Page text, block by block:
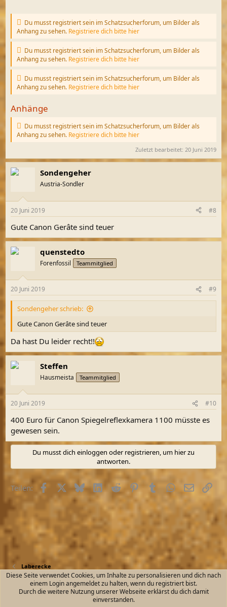
Du musst registriert sein im Schatzsucherforum, um Bilder als
Anhang zu sehen. Registriere dich bitte hier
Du musst registriert sein im Schatzsucherforum, um Bilder als
Anhang zu sehen. Registriere dich bitte hier
Du musst registriert sein im Schatzsucherforum, um Bilder als
Anhang zu sehen. Registriere dich bitte hier
Anhänge
Du musst registriert sein im Schatzsucherforum, um Bilder als
Anhang zu sehen. Registriere dich bitte hier
Zuletzt bearbeitet: 20 Juni 2019
Sondengeher
Austria-Sondler
20 Juni 2019 #8
Gute Canon Gerâte sind teuer
quenstedto
Forenfossil Teammitglied
20 Juni 2019 #9
Sondengeher schrieb:
Gute Canon Gerâte sind teuer
Da hast Du leider recht!!
Steffen
Hausmeista Teammitglied
20 Juni 2019 #10
400 Euro für Canon Spiegelreflexkamera 1100 müsste es
gewesen sein.
Du musst dich einloggen oder registrieren, um hier zu
antworten.
Teilen: FacebookX (Twitter)
BlueskyLinkedIn
Reddit PinterestTumblrWhatsApp
E-MailLink
Laberecke
Kontakt Nutzungsbedingungen
Datenschutz
Start
R
S
Diese Seite verwendet Cookies, um Inhalte zu personalisieren und dich nach
einem Login angemeldet zu halten, wenn du registriert bist.
Durch die weitere Nutzung unserer Webseite erklärst du dich damit
einverstanden.